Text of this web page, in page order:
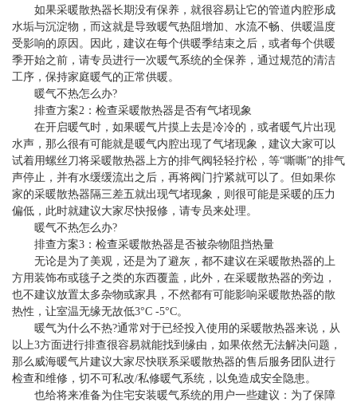
如果采暖散热器长期没有保养，就很容易让它的管道内腔形成
水垢与沉淀物，而这就是导致暖气热阻增加、水流不畅、供暖温度
受影响的原因。因此，建议在每个供暖季结束之后，或者每个供暖
季开始之前，请专员进行一次暖气系统的全保养，通过规范的清洁
工序，保持家庭暖气的正常供暖。
暖气不热怎么办?
排查方案2：检查采暖散热器是否有气堵现象
在开启暖气时，如果暖气片摸上去是冷冷的，或者暖气片出现
水声，那么很有可能就是暖气内腔出现了气堵现象，建议大家可以
试着用螺丝刀将采暖散热器上方的排气阀轻轻拧松，等“嘶嘶”的排气
声停止，并有水缓缓流出之后，再将阀门拧紧就可以了。但如果你
家的采暖散热器隔三差五就出现气堵现象，则很可能是采暖的压力
偏低，此时就建议大家尽快报修，请专员来处理。
暖气不热怎么办?
排查方案3：检查采暖散热器是否被杂物阻挡热量
无论是为了美观，还是为了避灰，都不建议在采暖散热器的上
方用装饰布或毯子之类的东西覆盖，此外，在采暖散热器的旁边，
也不建议放置太多杂物或家具，不然都有可能影响采暖散热器的散
热性，让室温无缘无故低3°C -5°C。
暖气为什么不热?通常对于已经投入使用的采暖散热器来说，从
以上3方面进行排查很容易就能找到缘由，如果依然无法解决问题，
那么威海暖气片建议大家尽快联系采暖散热器的售后服务团队进行
检查和维修，切不可私改/私修暖气系统，以免造成安全隐患。
也给将来准备为住宅安装暖气系统的用户一些建议：为了保障